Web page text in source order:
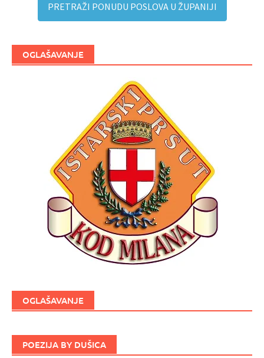
PRETRAŽI PONUDU POSLOVA U ŽUPANIJI
OGLAŠAVANJE
OGLAŠAVANJE
POEZIJA BY DUŠICA